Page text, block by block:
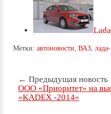
Метки: автоновости ВАЗ
← Предыдущая новость
ООО «Приоритет» на
«KADEX -2014»